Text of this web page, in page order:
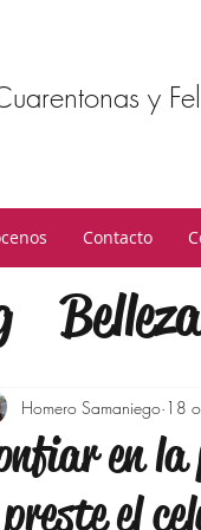
y
Contacto
Belleza
de Vida
en la
el
Homero Samaniego 18